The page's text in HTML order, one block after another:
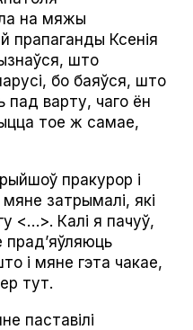
на мяжы
прапаганды Ксенія
што
бо баяўся, што
пад варту, чаго ён
тое ж самае,
пракурор і
затрымалі, які
<…>. Калі я пачуў,
прад’яўляюць
і мяне гэта чакае,
тут.
паставілі